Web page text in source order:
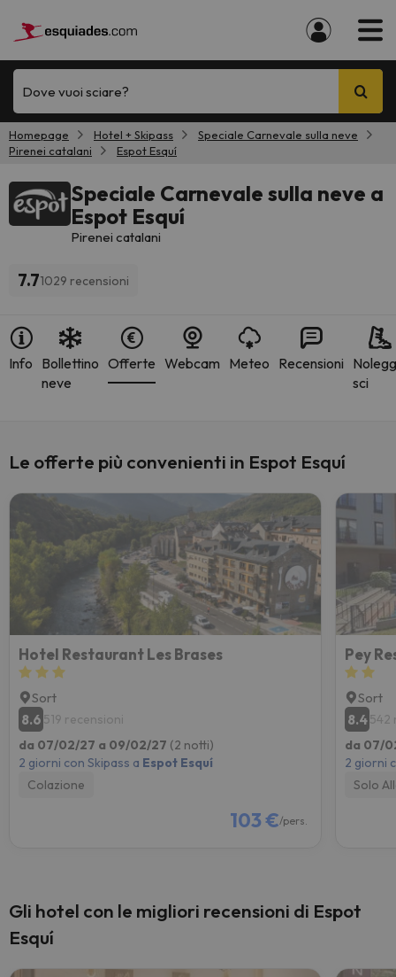
Dove vuoi sciare?
Homepage Hotel + Skipass
Speciale Carnevale sulla neve
Pirenei catalani
Espot Esquí
Speciale Carnevale sulla neve a
Espot Esquí
Pirenei catalani
7.71029 recensioni
Info Bollettino
neve
Offerte Webcam Meteo Recensioni
sci
Le offerte più convenienti in Espot Esquí
Hotel Restaurant Les Brases
Sort
8.6 519 recensioni
da 07/02/27 a 09/02/27 (2 notti)
2 giorni con Skipass a Espot Esquí
Colazione
103 €/pers.
Pey
Sort
8.4542
da 07/
2 giorni
Solo
Gli hotel con le migliori recensioni di Espot
Esquí